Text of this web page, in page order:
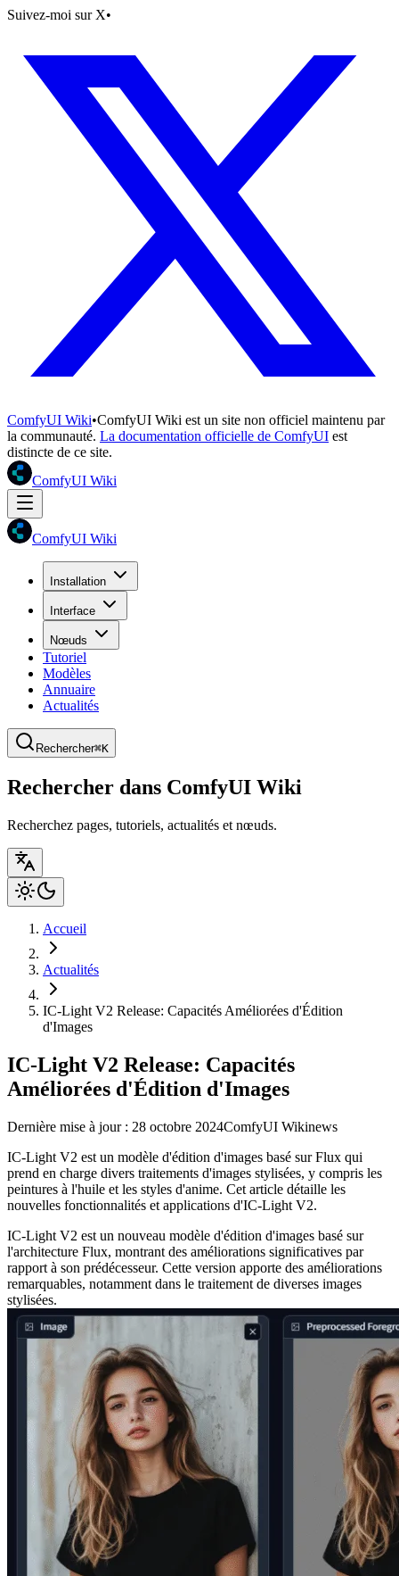
Suivez-moi sur X•
ComfyUI Wiki•ComfyUI Wiki est un site non officiel maintenu par
la communauté. La documentation officielle de ComfyUI est
distincte de ce site.
ComfyUI Wiki
ComfyUI Wiki
Installation
Interface
Nœuds
Tutoriel
Modèles
Annuaire
Actualités
Rechercher⌘K
Rechercher dans ComfyUI Wiki
Recherchez pages, tutoriels, actualités et nœuds.
Accueil
Actualités
IC-Light V2 Release: Capacités Améliorées d'Édition
d'Images
IC-Light V2 Release: Capacités
Améliorées d'Édition d'Images
Dernière mise à jour : 28 octobre 2024ComfyUI Wikinews
IC-Light V2 est un modèle d'édition d'images basé sur Flux qui
prend en charge divers traitements d'images stylisées, y compris les
peintures à l'huile et les styles d'anime. Cet article détaille les
nouvelles fonctionnalités et applications d'IC-Light V2.
IC-Light V2 est un nouveau modèle d'édition d'images basé sur
l'architecture Flux, montrant des améliorations significatives par
rapport à son prédécesseur. Cette version apporte des améliorations
remarquables, notamment dans le traitement de diverses images
stylisées.